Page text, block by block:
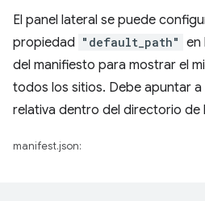
El panel lateral se puede
propiedad "default_path" en
del manifiesto para mostrar el
todos los sitios. Debe apuntar
relativa dentro del directorio de
manifest.json: